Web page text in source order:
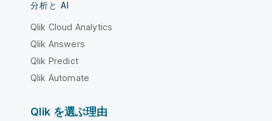
分析と AI
Qlik Cloud Analytics
Qlik Answers
Qlik Predict
Qlik Automate
Qlik を選ぶ理由